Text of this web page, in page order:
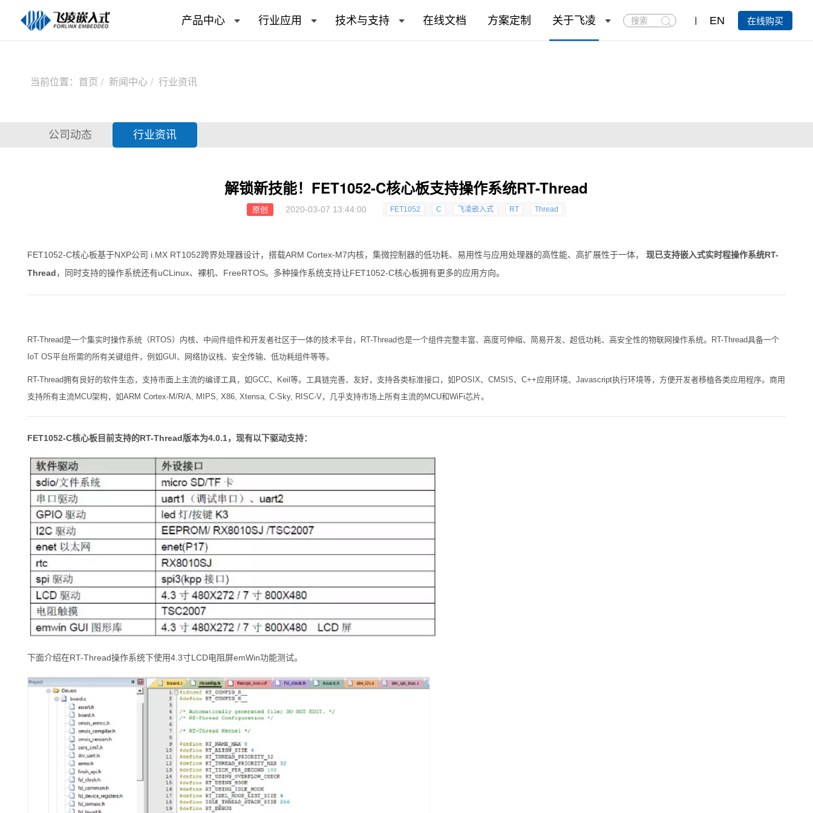
产品中心 行业应用 技术与支持 在线文档 方案定制 关于飞凌
搜
索
EN 在线购买
当前位置： 首页 新闻中心 行业资讯
公司动态 行业资讯
解锁新技能！FET1052-C核心板支持操作系统RT-Thread
原创 2020-03-07 13:44:00 FET1052 C 飞凌嵌入式 RT Thread
FET1052-C核心板基于NXP公司 i.MX RT1052跨界处理器设计，搭载ARM Cortex-M7内核，集微控制器的低功耗、易用性与应用处理器的高性能、高扩展性于一体， 现已支持嵌入式实时程操作系统RT-
Thread，同时支持的操作系统还有uCLinux、裸机、FreeRTOS。多种操作系统支持让FET1052-C核心板拥有更多的应用方向。
RT-Thread是一个集实时操作系统（RTOS）内核、中间件组件和开发者社区于一体的技术平台，RT-Thread也是一个组件完整丰富、高度可伸缩、简易开发、超低功耗、高安全性的物联网操作系统。RT-Thread具备一个
IoT OS平台所需的所有关键组件，例如GUI、网络协议栈、安全传输、低功耗组件等等。
RT-Thread拥有良好的软件生态，支持市面上主流的编译工具，如GCC、Keil等。工具链完善、友好，支持各类标准接口，如POSIX、CMSIS、C++应用环境、Javascript执行环境等，方便开发者移植各类应用程序。商用
支持所有主流MCU架构，如ARM Cortex-M/R/A, MIPS, X86, Xtensa, C-Sky, RISC-V，几乎支持市场上所有主流的MCU和WiFi芯片。
FET1052-C核心板目前支持的RT-Thread版本为4.0.1，现有以下驱动支持：
下面介绍在RT-Thread操作系统下使用4.3寸LCD电阻屏emWin功能测试。